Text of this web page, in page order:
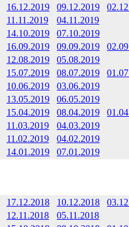
16.12.2019 09.12.2019
11.11.2019
04.11.2019
14.10.2019
07.10.2019
16.09.2019 09.09.2019
12.08.2019
05.08.2019
15.07.2019 08.07.2019
10.06.2019
03.06.2019
13.05.2019
06.05.2019
15.04.2019 08.04.2019
11.03.2019
04.03.2019
11.02.2019
04.02.2019
14.01.2019 07.01.2019
17.12.2018 10.12.2018
12.11.2018
05.11.2018